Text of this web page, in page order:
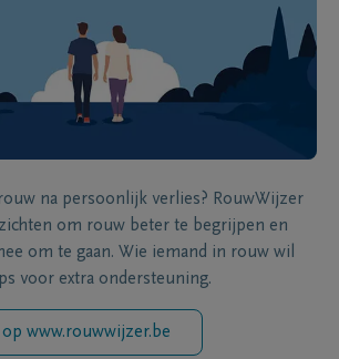
na persoonlijk verlies? RouwWijzer
om rouw beter te begrijpen en
om te gaan. Wie iemand in rouw wil
voor extra ondersteuning.
op www.rouwwijzer.be